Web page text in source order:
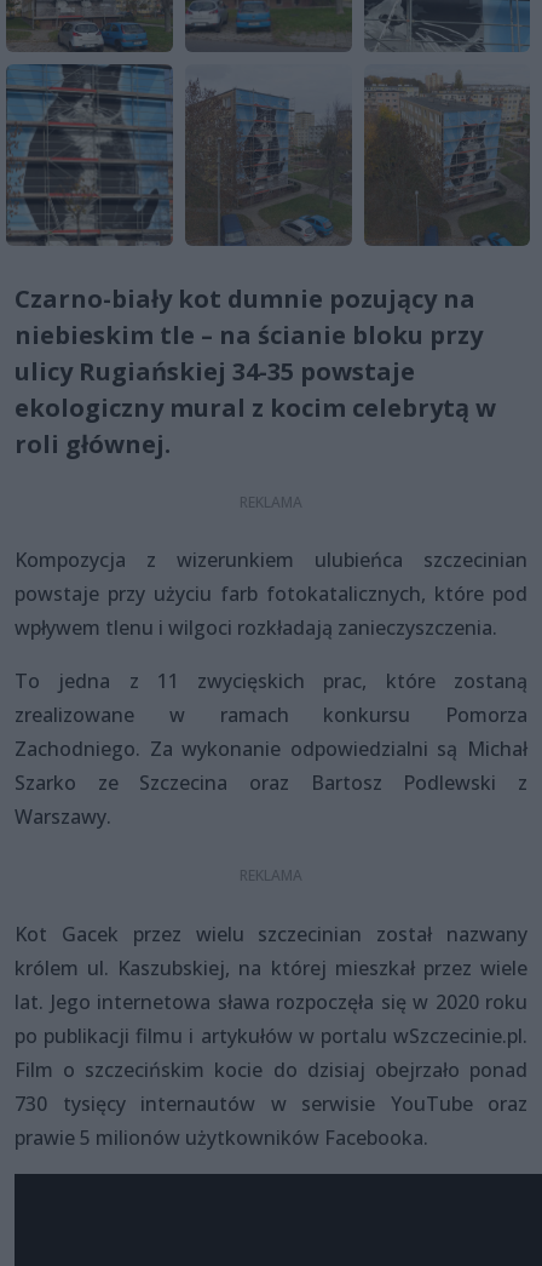
Czarno-biały kot dumnie pozujący na
niebieskim tle – na ścianie bloku przy
ulicy Rugiańskiej 34-35 powstaje
ekologiczny mural z kocim celebrytą w
roli głównej.
Kompozycja z wizerunkiem ulubieńca szczecinian
powstaje przy użyciu farb fotokatalicznych, które pod
wpływem tlenu i wilgoci rozkładają zanieczyszczenia.
To jedna z 11 zwycięskich prac, które zostaną
zrealizowane w ramach konkursu Pomorza
Zachodniego. Za wykonanie odpowiedzialni są Michał
Szarko ze Szczecina oraz Bartosz Podlewski z
Warszawy.
Kot Gacek przez wielu szczecinian został nazwany
królem ul. Kaszubskiej, na której mieszkał przez wiele
lat. Jego internetowa sława rozpoczęła się w 2020 roku
po publikacji filmu i artykułów w portalu wSzczecinie.pl.
Film o szczecińskim kocie do dzisiaj obejrzało ponad
730 tysięcy internautów w serwisie YouTube oraz
prawie 5 milionów użytkowników Facebooka.